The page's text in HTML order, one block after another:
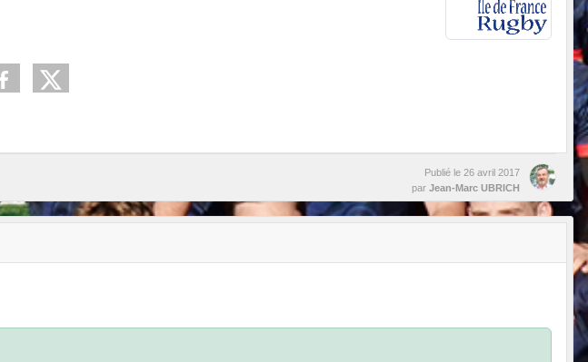
Publié le 26 avril 2017
par Jean-Marc UBRICH